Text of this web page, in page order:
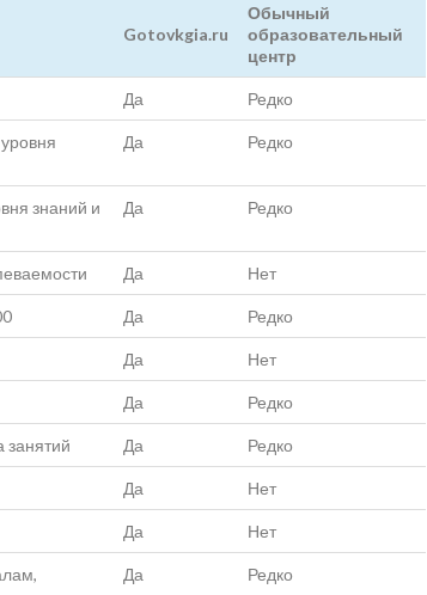
Gotovkgia.ru
Обычный
образовательный
центр
Да Редко
Да Редко
знаний и
Да Редко
Да Нет
Да Редко
Да Нет
Да Редко
занятий Да Редко
Да Нет
Да Нет
Да Редко